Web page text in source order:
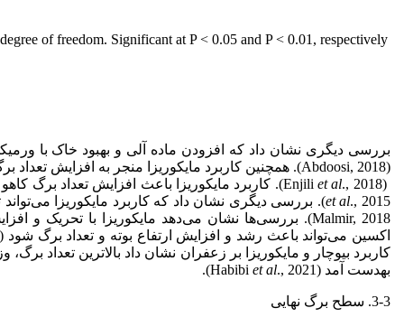
of freedom. Significant at P < 0.05 and P < 0.01, respectively.
بررسی دیگری نشان داد که افزودن ماده آلی و بهبود خاک با ورمی
(Abdoosi, 2018). همچنین کاربرد مایکوریزا منجر به افزایش تعداد برگ در بوته فلفل دلمه
(Enjili
et al., 2018). کاربرد مایکوریزا باعث افزایش تعداد برگ کاهو شد، به
et al
Malmir, 2018). بررسی‌ها نشان می‌دهد مایکوریزا با تحریک و افزایش تولید فیتوهورمون
اکسین می‌تواند باعث رشد و افزایش ارتفاع بوته و تعداد برگ شود (Al-Arjani
کاربرد بیوچار و مایکوریزا بر زعفران نشان داد بالاترین تعداد
بهدست آمد (Habibi et al., 2021).
3-3. سطح برگ نهایی